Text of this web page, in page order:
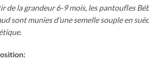
prix :
37.95$
de la grandeur 6-9 mois, les pantoufles
sont munies d’une semelle souple en